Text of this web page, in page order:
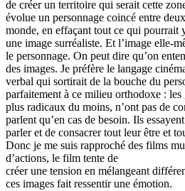
de créer un territoire qui serait cette
évolue un personnage coincé entre
monde, en effaçant tout ce qui pourrait
une image surréaliste. Et lʼimage elle-
le personnage. On peut dire quʼon
des images. Je préfère le langage
verbal qui sortirait de la bouche du
parfaitement à ce milieu orthodoxe :
plus radicaux du moins, nʼont pas de
parlent quʼen cas de besoin. Ils
parler et de consacrer tout leur être et
Donc je me suis rapproché des films
dʼactions, le film tente de
créer une tension en mélangeant
ces images fait ressentir une émotion.